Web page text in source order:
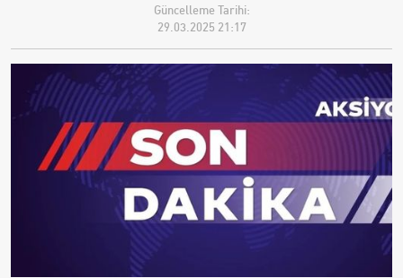
Güncelleme Tarihi:
29.03.2025 21:17